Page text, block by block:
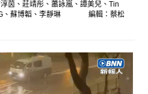
茵、莊靖彤、蕭詠嵐、譚美兒、Tin
、蘇博韜、李靜琳
編輯：蔡松